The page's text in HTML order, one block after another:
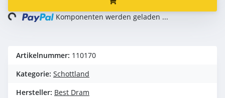
Komponenten werden geladen ...
Artikelnummer: 110170
Kategorie: Schottland
Hersteller: Best Dram